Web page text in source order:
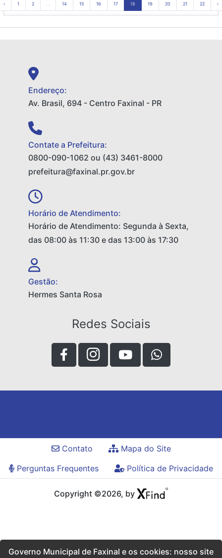
‹ 1 2 14 15 16 17 18 19 20 21 22 ›
Endereço:
Av. Brasil, 694 - Centro Faxinal - PR
Contate a Prefeitura:
0800-090-1062 ou (43) 3461-8000
prefeitura@faxinal.pr.gov.br
Horário de Atendimento:
Horário de Atendimento: Segunda à Sexta,
das 08:00 às 11:30 e das 13:00 às 17:30
Gestão:
Hermes Santa Rosa
Redes Sociais
Contato
Mapa do Site
Perguntas Frequentes
Política de Privacidade
Copyright ©2026, by
Governo Municipal de Faxinal e os cookies: nosso site